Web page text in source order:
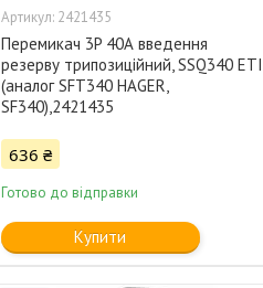
2421435
Перемикач 3P 40А введення
резерву трипозиційний, SSQ340 ETI
(аналог SFT340 HAGER,
SF340),2421435
636 ₴
Готово до відправки
Купити